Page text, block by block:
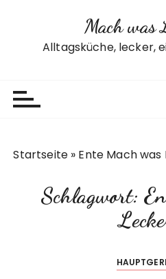
Mach was
Alltagsküche, lecker,
Startseite » Ente Mach was
Schlagwort: